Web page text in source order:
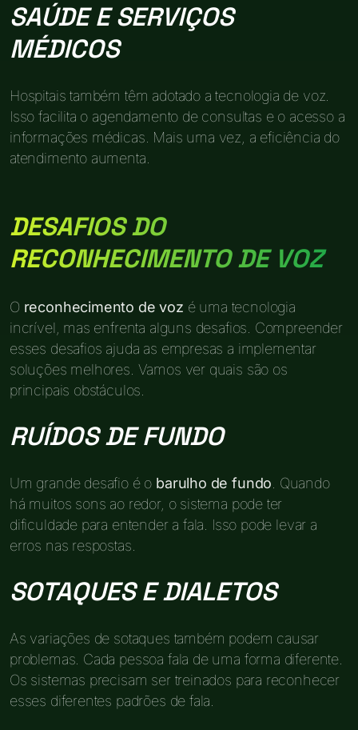
SAÚDE E SERVIÇOS
MÉDICOS
Hospitais também têm adotado a tecnologia de voz.
Isso facilita o agendamento de consultas e o acesso a
informações médicas. Mais uma vez, a eficiência do
atendimento aumenta.
DESAFIOS DO
RECONHECIMENTO DE VOZ
O reconhecimento de voz é uma tecnologia
incrível, mas enfrenta alguns desafios. Compreender
esses desafios ajuda as empresas a implementar
soluções melhores. Vamos ver quais são os
principais obstáculos.
RUÍDOS DE FUNDO
Um grande desafio é o barulho de fundo . Quando
há muitos sons ao redor, o sistema pode ter
dificuldade para entender a fala. Isso pode levar a
erros nas respostas.
SOTAQUES E DIALETOS
As variações de sotaques também podem causar
problemas. Cada pessoa fala de uma forma diferente.
Os sistemas precisam ser treinados para reconhecer
esses diferentes padrões de fala.